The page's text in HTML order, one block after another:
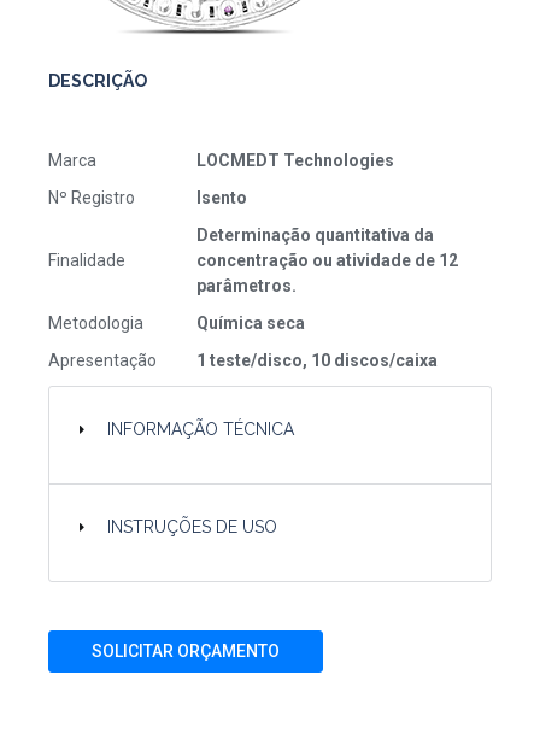
DESCRIÇÃO
Marca
LOCMEDT Technologies
Nº Registro
Isento
Finalidade
Determinação quantitativa da
concentração ou atividade de 12
parâmetros.
Metodologia
Química seca
Apresentação
1 teste/disco, 10 discos/caixa
INFORMAÇÃO TÉCNICA
INSTRUÇÕES DE USO
SOLICITAR ORÇAMENTO